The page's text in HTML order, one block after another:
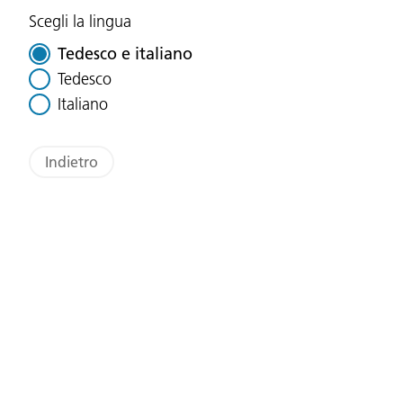
Scegli la lingua
Tedesco e italiano
Tedesco
Italiano
Indietro